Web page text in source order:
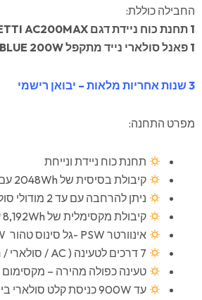
תחנת
כוח
ניידת
AC200MAX
BIGBLUE
החבילה כוללת:
1 תחנת כוח ניידת דגם BLUETTI AC200MAX
1 פאנל סולארי נייד מתקפל BIGBLUE 200W
3 שנות אחריות מלאות – יבואן רישמי
מפרט התחנה:
תחנת כוח ניידת ונייחת
קיבולת בסיסית של 2048Wh עם סוללת LiFePO₄
ניתן להרחבה עם עד 2 מודולי סוללה נוספים.
קיבולת מקסימלית של 8,192Wh עם 2 יחידות B300, ו 6,144Wh עם 2 יחידות B230.
אינוורטר PSW -גל סינוס טהור 2,200W, ונחשול עצמתי של עד 4800W ב (Surge).
טעינה כפולה מהירה – מקסימום 1400W (ספק AC + פאנל סולארי/ DC)
עד 900W כניסת קלט סולארי ביחידת הבסיס לבדה.